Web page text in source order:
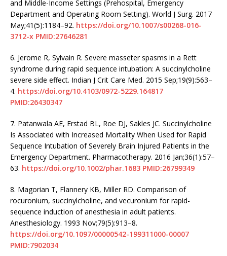
and Middle-Income Settings (Prehospital, Emergency
Department and Operating Room Setting). World J Surg. 2017
May;41(5):1184–92. https://doi.org/10.1007/s00268-016-
3712-x PMID:27646281
6. Jerome R, Sylvain R. Severe masseter spasms in a Rett
syndrome during rapid sequence intubation: A succinylcholine
severe side effect. Indian J Crit Care Med. 2015 Sep;19(9):563–
4. https://doi.org/10.4103/0972-5229.164817
PMID:26430347
7. Patanwala AE, Erstad BL, Roe DJ, Sakles JC. Succinylcholine
Is Associated with Increased Mortality When Used for Rapid
Sequence Intubation of Severely Brain Injured Patients in the
Emergency Department. Pharmacotherapy. 2016 Jan;36(1):57–
63. https://doi.org/10.1002/phar.1683 PMID:26799349
8. Magorian T, Flannery KB, Miller RD. Comparison of
rocuronium, succinylcholine, and vecuronium for rapid-
sequence induction of anesthesia in adult patients.
Anesthesiology. 1993 Nov;79(5):913–8.
https://doi.org/10.1097/00000542-199311000-00007
PMID:7902034